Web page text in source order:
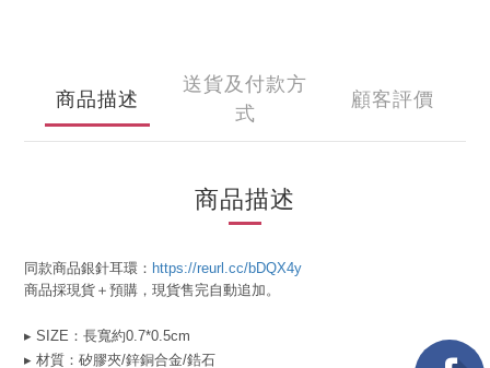
商品描述
送貨及付款方
式
顧客評價
商品描述
同款商品銀針耳環： https://reurl.cc/bDQX4y
商品採現貨＋預購，現貨售完自動追加。
▸ SIZE：長寬約0.7*0.5cm
▸ 材質： 矽膠夾/鋅銅合金/鋯石